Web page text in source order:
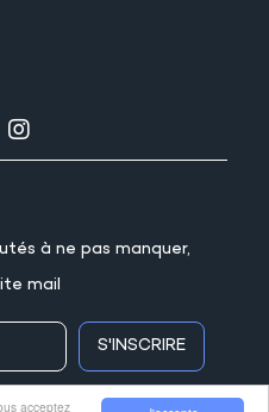
acceptez
à ne pas manquer,
mail
S'INSCRIRE